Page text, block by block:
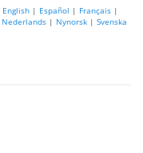
English | Español | Français |
Nederlands | Nynorsk | Svenska